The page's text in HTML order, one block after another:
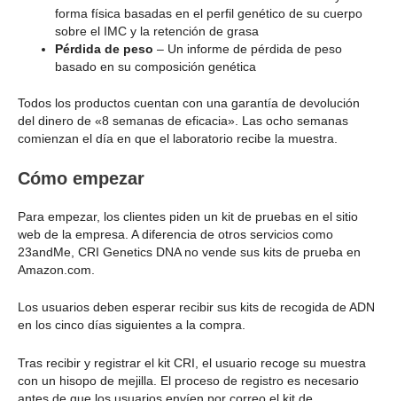
forma física basadas en el perfil genético de su cuerpo
sobre el IMC y la retención de grasa
Pérdida de peso – Un informe de pérdida de peso
basado en su composición genética
Todos los productos cuentan con una garantía de devolución
del dinero de «8 semanas de eficacia». Las ocho semanas
comienzan el día en que el laboratorio recibe la muestra.
Cómo empezar
Para empezar, los clientes piden un kit de pruebas en el sitio
web de la empresa. A diferencia de otros servicios como
23andMe, CRI Genetics DNA no vende sus kits de prueba en
Amazon.com.
Los usuarios deben esperar recibir sus kits de recogida de ADN
en los cinco días siguientes a la compra.
Tras recibir y registrar el kit CRI, el usuario recoge su muestra
con un hisopo de mejilla. El proceso de registro es necesario
antes de que los usuarios envíen por correo el kit de